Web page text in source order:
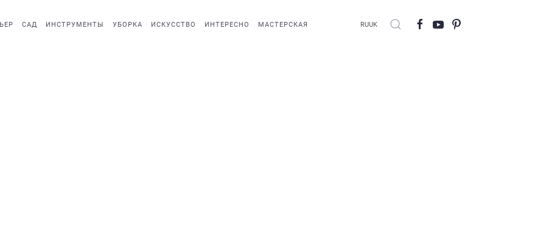
САД ИНСТРУМЕНТЫ УБОРКА ИСКУССТВО ИНТЕРЕСНО МАСТЕРСКАЯ RUUK